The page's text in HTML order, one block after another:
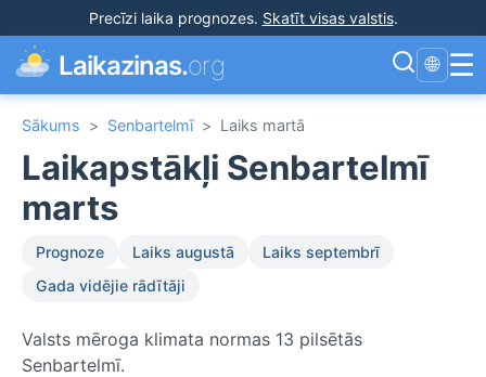
Precīzi laika prognozes. Skatīt visas valstis.
Laikazinas.org 🌐 ☰
Sākums > Senbartelmī > Laiks martā
Laikapstākļi Senbartelmī
marts
Prognoze Laiks augustā
Laiks septembrī
Gada vidējie rādītāji
Valsts mēroga klimata normas 13 pilsētās
Senbartelmī.